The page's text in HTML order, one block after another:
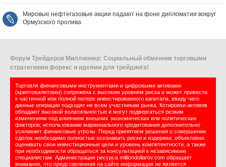
Мировые нефтегазовые акции падают на фоне дипломатии вокруг
Ормузского пролива
Форум Трейдеров Миллионер: Социальный обменник торговыми
стратегиями форекс и идеями для трейдинга!
Торговля финансовыми инструментами и цифровыми активами
(криптовалютами) сопряжена с высоким уровнем риска и может привести
к частичной или полной потере инвестированного капитала, ввиду чего
данные операции подходят не всем участникам рынка. Котировки активов
обладают высокой волатильностью и могут подвергаться резким
изменениям под влиянием внешних экономических или политических
факторов; использование маржинального кредитования дополнительно
усиливает финансовые угрозы. Перед принятием решения о совершении
сделок необходимо полностью осознавать риски и издержки, объективно
оценивать свои инвестиционные цели и уровень компетентности, а также
при необходимости обращаться за консультацией к независимым
специалистам. Администрация ресурса milliondollarov.com обращает
внимание, что представленная на сайте информация не является